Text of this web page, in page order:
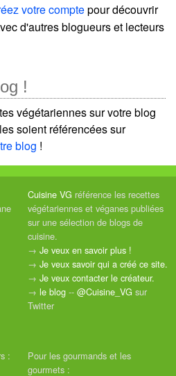
votre comptepour découvrir
d'autres blogueurs et lecteurs
!
végétariennes sur votre blog
soient référencées sur
blog !
Cuisine VG référence les recettes
végétariennes et véganes publiées
sur une sélection de blogs de
cuisine.
→ Je veux en savoir plus !
→ Je veux savoir qui a créé ce site.
→ Je veux contacter le créateur.
→ le blog -- @Cuisine_VG sur
Twitter
:
Pour les gourmands et les
gourmets :